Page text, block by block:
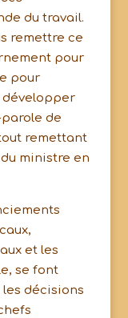
du travail.
remettre ce
pour
pour
développer
de
tout remettant
ministre en
et les
se font
décisions